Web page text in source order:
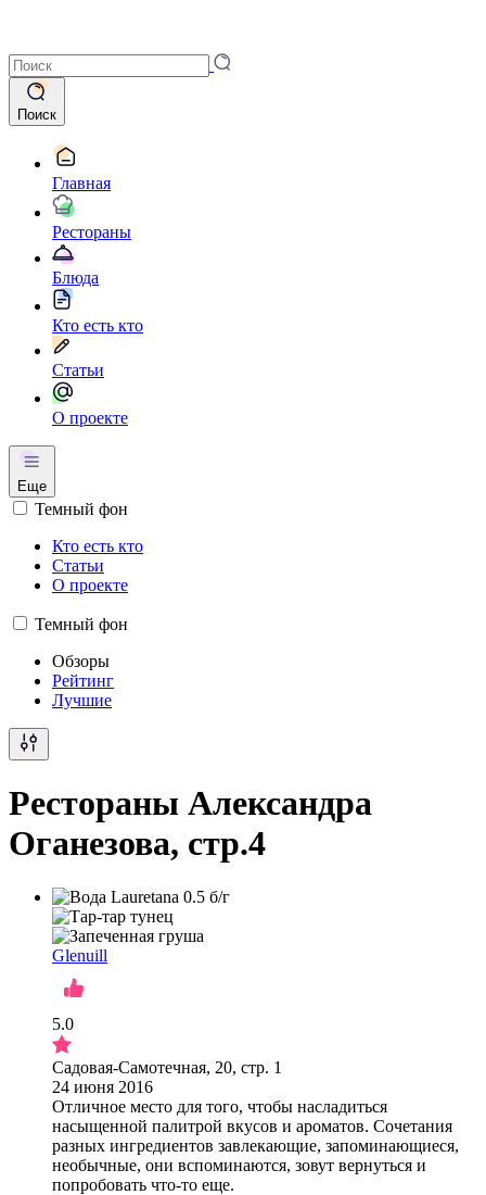
Поиск
Главная
Рестораны
Блюда
Кто есть кто
Статьи
О проекте
Еще
Темный фон
Кто есть кто
Статьи
О проекте
Темный фон
Обзоры
Рейтинг
Лучшие
Рестораны Александра
Оганезова, стр.4
Glenuill
5.0
Садовая-Самотечная, 20, стр. 1
24 июня 2016
Отличное место для того, чтобы насладиться
насыщенной палитрой вкусов и ароматов. Сочетания
разных ингредиентов завлекающие, запоминающиеся,
необычные, они вспоминаются, зовут вернуться и
попробовать что-то еще.